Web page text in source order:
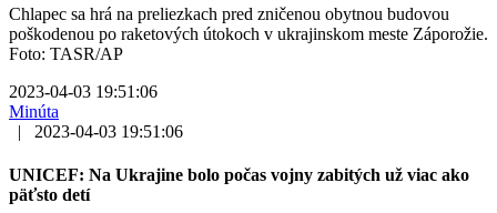
Chlapec sa hrá na preliezkach pred zničenou obytnou budovou
poškodenou po raketových útokoch v ukrajinskom meste Záporožie.
Foto: TASR/AP
2023-04-03 19:51:06
Minúta
|
2023-04-03 19:51:06
UNICEF: Na Ukrajine bolo počas vojny zabitých už viac ako
päťsto detí